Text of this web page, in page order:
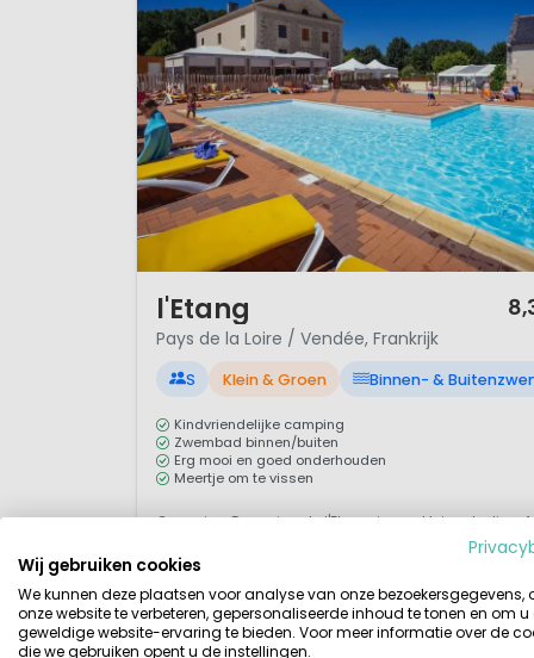
Wanneer je toch op zoek
aan de Atlantische Oceaan,
en de kleine vissersplaatsjes
waar je tussen het fietsen
bezoeken waard, in dit
Belangrijke links
Tourisme Vendée
l'Etang
Pays de la Loire / Vendée, Frankrijk
S Klein & Groen Binnen- &
Kindvriendelijke camping
Zwembad binnen/buiten
Erg mooi en goed onderhouden
Meertje om te vissen
Camping Domaine de l'Etang is een kleinschalige
sterrencamping gelegen tussen de stad Angers en
gelegen rond een oude boerderij van het Château
de Brissac. Het is een ruim opgezette, goed
Wij gebruiken cookies
We kunnen deze plaatsen voor analyse van onze bezoekersgegevens,
onze website te verbeteren, gepersonaliseerde inhoud te tonen en om u
geweldige website-ervaring te bieden. Voor meer informatie over de
die we gebruiken opent u de instellingen.